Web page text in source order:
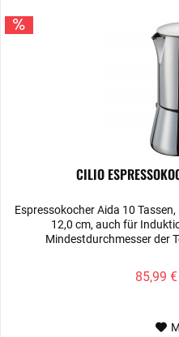
CILIO
Espressokocher Aida 10
12,0 cm, auch für
Mindestdurchmesser der
85,99